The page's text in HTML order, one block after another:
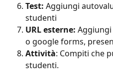
Test: Aggiungi
studenti
URL esterne:
o google forms,
Attività: Compiti che
studenti.